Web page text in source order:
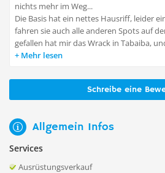
nichts mehr im Weg...
Die Basis hat ein nettes Hausriff, leider
fahren sie auch alle anderen Spots auf
gefallen hat mir das Wrack in Tabaiba,
Mehr lesen
Schreibe eine
Allgemein Infos
Services
Ausrüstungsverkauf